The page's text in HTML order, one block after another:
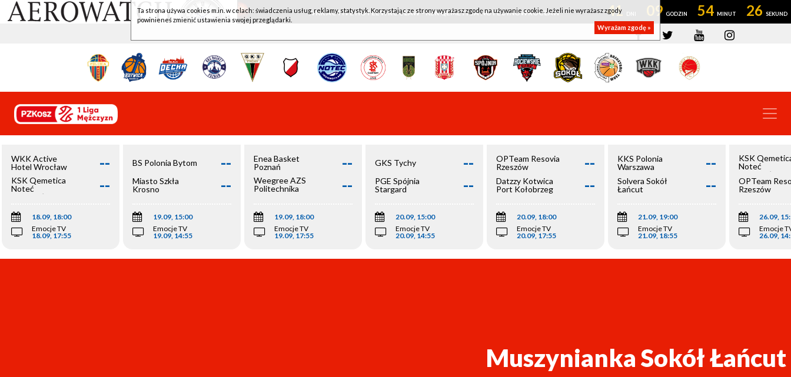
WKK ACTIVE HOTEL WROCŁAW - KSK QEMETICA NOTEĆ INOWROCŁAW 41 09 54 25
WKK Active
Hotel Wrocław
--
KSK Qemetica
Noteć
Inowrocław
--
18.09, 18:00
Emocje TV
18.09, 17:55
BS Polonia Bytom --
Miasto Szkła
Krosno
--
19.09, 15:00
Emocje TV
19.09, 14:55
Enea Basket
Poznań
--
Weegree AZS
Politechnika
--
19.09, 18:00
Emocje TV
19.09, 17:55
GKS Tychy --
PGE Spójnia
Stargard
--
20.09, 15:00
Emocje TV
20.09, 14:55
OPTeam Resovia
Rzeszów
--
Datzzy Kotwica
Port Kołobrzeg
--
20.09, 18:00
Emocje TV
20.09, 17:55
KKS Polonia
Warszawa
--
Solvera Sokół
Łańcut
--
21.09, 19:00
Emocje TV
21.09, 18:55
KSK
Noteć
Inowrocław
OPTeam
Rzeszów
26.09,
Emocje
26.09,
Muszynianka Sokół Łańcut
Ta strona używa cookies m.in. w celach: świadczenia usług, reklamy, statystyk. Korzystając ze strony wyrażasz zgodę na używanie cookie. Jeżeli nie wyrażasz zgody
powinieneś zmienić ustawienia swojej przeglądarki.
Wyrażam zgodę »